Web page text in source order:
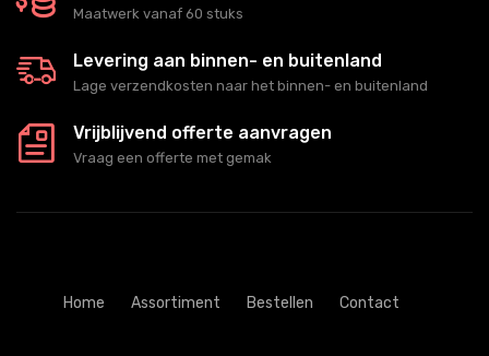
Maatwerk vanaf 60 stuks
Levering aan binnen- en buitenland
Lage verzendkosten naar het binnen- en buitenland
Vrijblijvend offerte aanvragen
Vraag een offerte met gemak
Home Assortiment Bestellen Contact